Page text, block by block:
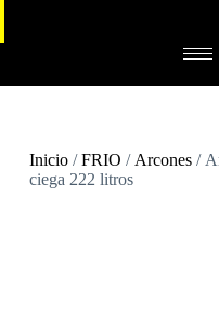
Inicio/FRIO / Arcones/
ciega 222 litros